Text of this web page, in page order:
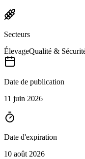
Secteurs
ÉlevageQualité &
Date de publication
11 juin 2026
Date d'expiration
10 août 2026